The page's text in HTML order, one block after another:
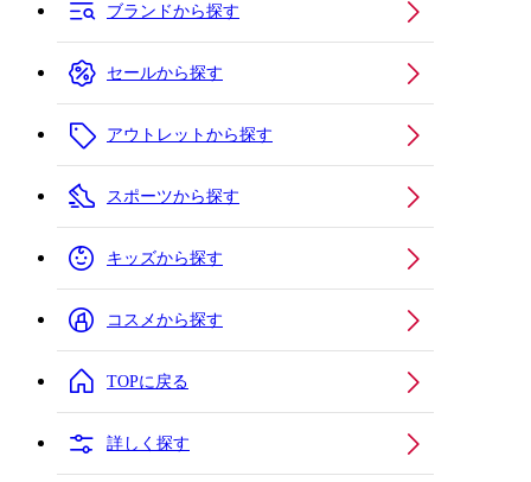
ブランドから探す
セールから探す
アウトレットから探す
スポーツから探す
キッズから探す
コスメから探す
TOPに戻る
詳しく探す